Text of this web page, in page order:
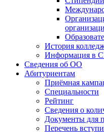
История
Информация в
Сведения об ОО
Абитуриентам
Приёмная
Специальности
Рейтинг
Сведения о
Документы для
Перечень